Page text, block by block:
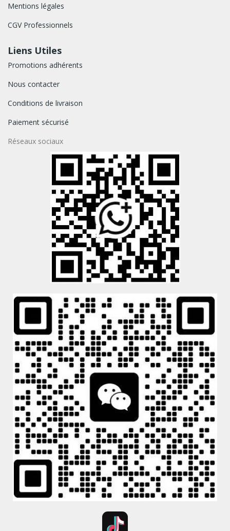
Mentions légales
CGV Professionnels
Liens Utiles
Promotions adhérents
Nous contacter
Conditions de livraison
Paiement sécurisé
Réseaux sociaux